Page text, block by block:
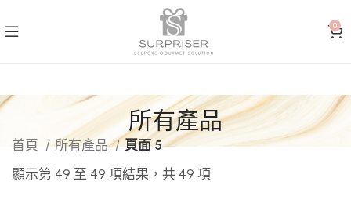
0
所有產品
首頁 所有產品
頁面 5
顯示第 49 至 49 項結果，共 49 項